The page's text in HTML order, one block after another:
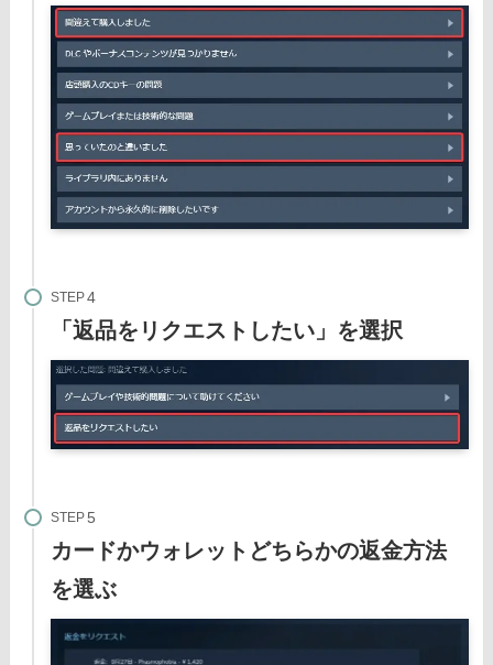
STEP
「返品をリクエストしたい」を選択
STEP
カードかウォレットどちらかの返金方法
を選ぶ